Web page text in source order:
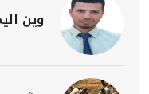
وين